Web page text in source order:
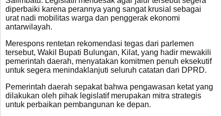
diperbaiki karena perannya yang sangat krusial sebagai
urat nadi mobilitas warga dan penggerak ekonomi
antarwilayah.
Merespons rentetan rekomendasi tegas dari parlemen
tersebut, Wakil Bupati Bulungan, Kilat, yang hadir mewakili
pemerintah daerah, menyatakan komitmen penuh eksekutif
untuk segera menindaklanjuti seluruh catatan dari DPRD.
Pemerintah daerah sepakat bahwa pengawasan ketat yang
dilakukan oleh pihak legislatif merupakan mitra strategis
untuk perbaikan pembangunan ke depan.